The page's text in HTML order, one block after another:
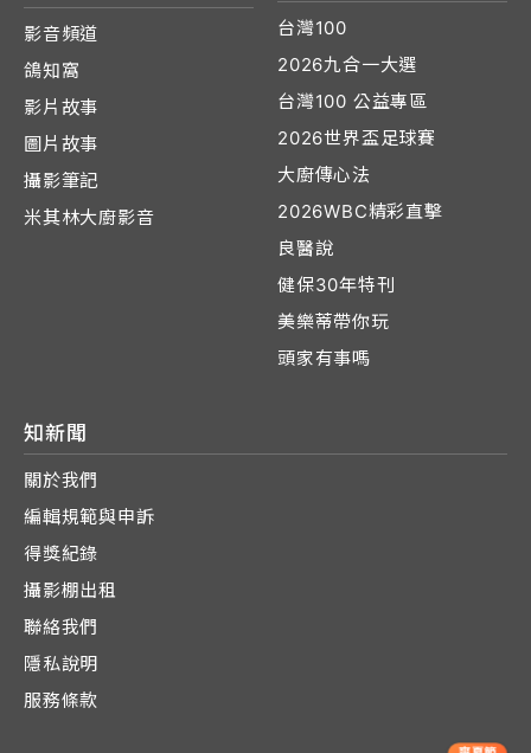
影音頻道
鴿知窩
影片故事
圖片故事
攝影筆記
米其林大廚影音
台灣100
2026九合一大選
台灣100 公益專區
2026世界盃足球賽
大廚傳心法
2026WBC精彩直擊
良醫說
健保30年特刊
美樂蒂帶你玩
頭家有事嗎
知新聞
關於我們
編輯規範與申訴
得獎紀錄
攝影棚出租
聯絡我們
隱私說明
服務條款